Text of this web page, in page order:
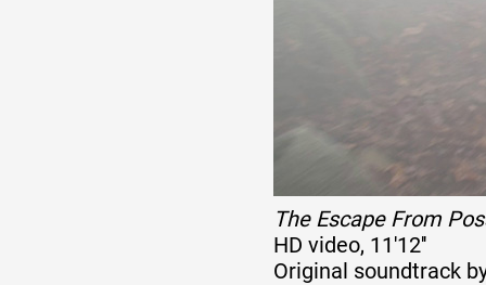
Année par année
Collection vidéos
CandidaterThe Escape From
HD video, 11'12''
Original soundtrack